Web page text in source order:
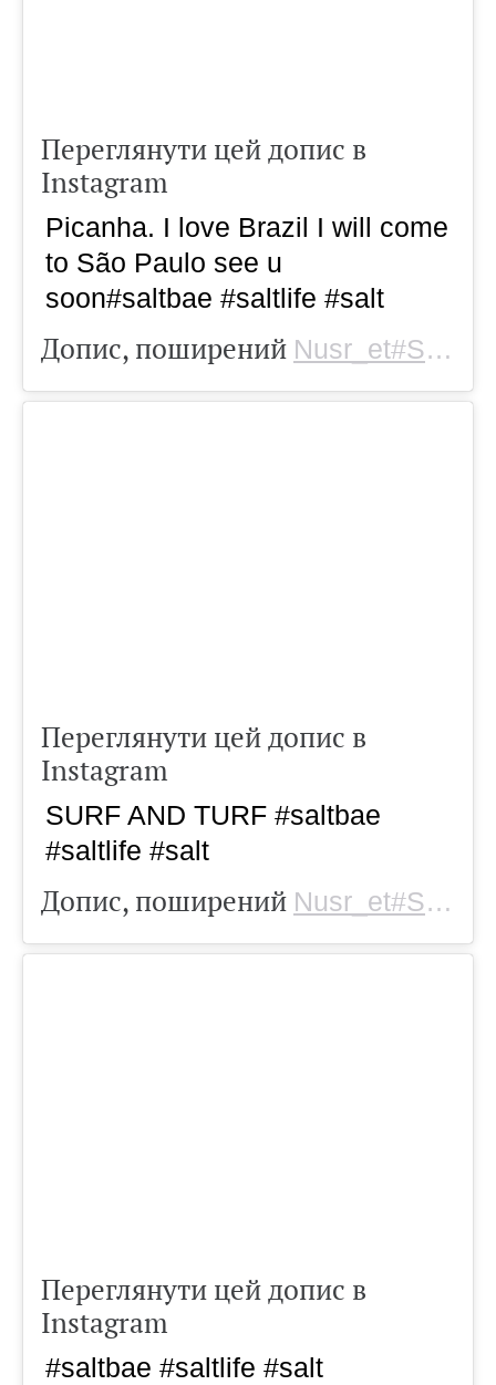
Переглянути цей допис в
Instagram
Picanha. I love Brazil I will come
to São Paulo see u
soon#saltbae #saltlife #salt
Допис, поширений Nusr_et#Saltbae
Переглянути цей допис в
Instagram
SURF AND TURF #saltbae
#saltlife #salt
Допис, поширений Nusr_et#Saltbae
Переглянути цей допис в
Instagram
#saltbae #saltlife #salt